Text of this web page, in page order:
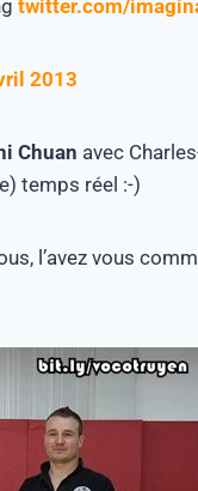
twitter.com/
2013
Chuan avec
temps réel :-)
l’avez vous